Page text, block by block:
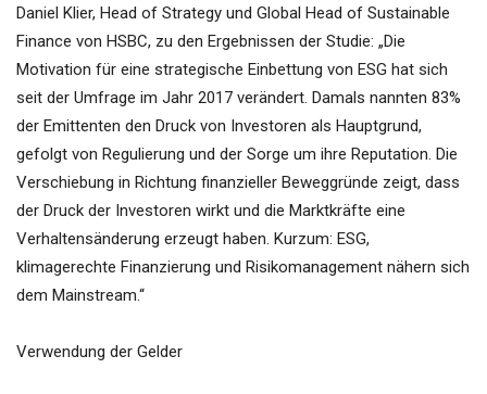
Daniel Klier, Head of Strategy und Global Head of Sustainable
Finance von HSBC, zu den Ergebnissen der Studie: „Die
Motivation für eine strategische Einbettung von ESG hat sich
seit der Umfrage im Jahr 2017 verändert. Damals nannten 83%
der Emittenten den Druck von Investoren als Hauptgrund,
gefolgt von Regulierung und der Sorge um ihre Reputation. Die
Verschiebung in Richtung finanzieller Beweggründe zeigt, dass
der Druck der Investoren wirkt und die Marktkräfte eine
Verhaltensänderung erzeugt haben. Kurzum: ESG,
klimagerechte Finanzierung und Risikomanagement nähern sich
dem Mainstream.“
Verwendung der Gelder